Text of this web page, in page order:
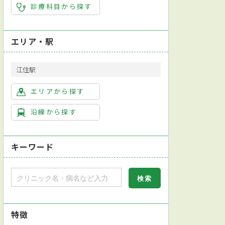
診療科目から探す
エリア・駅
江住駅
エリアから探す
沿線から探す
キーワード
特徴